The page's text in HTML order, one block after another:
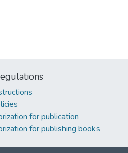
for publication
for publishing books